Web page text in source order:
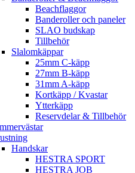
Beachflaggor
Banderoller och paneler
SLAO budskap
Tillbehör
Slalomkäppar
25mm C-käpp
27mm B-käpp
31mm A-käpp
Kortkäpp / Kvastar
Ytterkäpp
Reservdelar & Tillbehör
Handskar
HESTRA SPORT
HESTRA JOB